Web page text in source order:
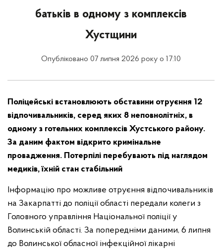
батьків в одному з комплексів
Хустщини
Опубліковано 07 липня 2026 року о 17:10
Поліцейські встановлюють обставини отруєння 12
відпочивальників, серед яких 8 неповнолітніх, в
одному з готельних комплексів Хустського району.
За даним фактом відкрито кримінальне
провадження. Потерпілі перебувають під наглядом
медиків, їхній стан стабільний
Інформацію про можливе отруєння відпочивальників
на Закарпатті до поліції області передали колеги з
Головного управління Національної поліції у
Волинській області. За попередніми даними, 6 липня
до Волинської обласної інфекційної лікарні